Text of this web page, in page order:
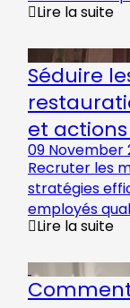
Lire la suite
Séduire
et
09 November
Recruter les
stratégies
employés
Lire la suite